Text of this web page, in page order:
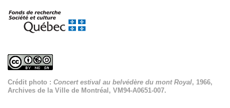
Crédit photo : Concert estival au belvédère du mont Royal, 1966,
Archives de la Ville de Montréal, VM94-A0651-007.